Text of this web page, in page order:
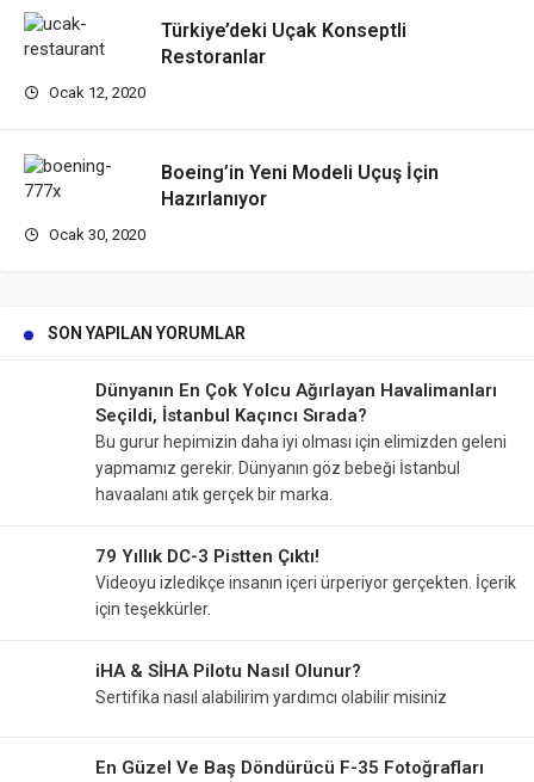
Türkiye’deki Uçak Konseptli
Restoranlar
Ocak 12, 2020
Boeing’in Yeni Modeli Uçuş İçin
Hazırlanıyor
Ocak 30, 2020
SON YAPILAN YORUMLAR
Dünyanın En Çok Yolcu Ağırlayan Havalimanları
Seçildi, İstanbul Kaçıncı Sırada?
Bu gurur hepimizin daha iyi olması için elimizden geleni
yapmamız gerekir. Dünyanın göz bebeği İstanbul
havaalanı atık gerçek bir marka.
79 Yıllık DC-3 Pistten Çıktı!
Videoyu izledikçe insanın içeri ürperiyor gerçekten. İçerik
için teşekkürler.
iHA & SİHA Pilotu Nasıl Olunur?
Sertifika nasıl alabilirim yardımcı olabilir misiniz
En Güzel Ve Baş Döndürücü F-35 Fotoğrafları